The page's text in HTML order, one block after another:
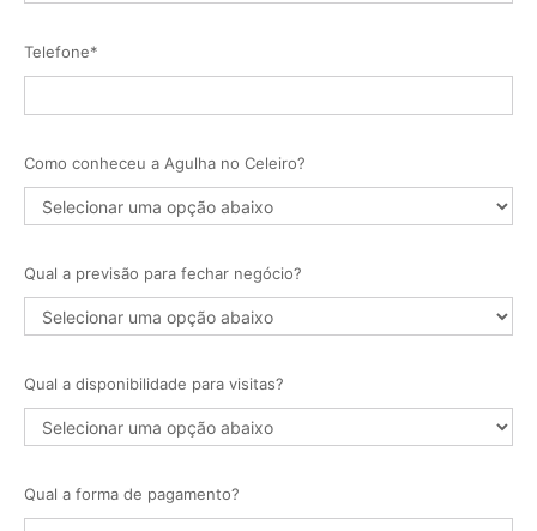
Telefone*
Como conheceu a Agulha no Celeiro?
Qual a previsão para fechar negócio?
Qual a disponibilidade para visitas?
Qual a forma de pagamento?